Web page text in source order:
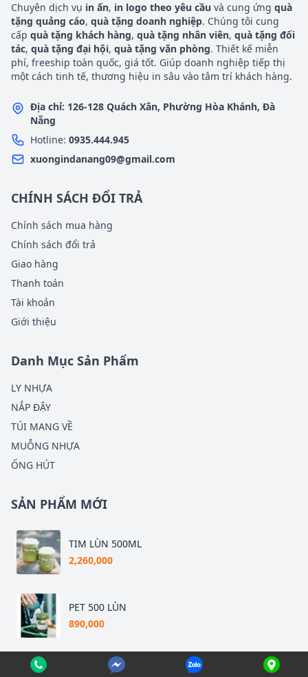
Chuyên dịch vụ in ấn, in logo theo yêu cầu và cung ứng quà
tặng quảng cáo, quà tặng doanh nghiệp. Chúng tôi cung
cấp quà tặng khách hàng, quà tặng nhân viên, quà tặng đối
tác, quà tặng đại hội, quà tặng văn phòng. Thiết kế miễn
phí, freeship toàn quốc, giá tốt. Giúp doanh nghiệp tiếp thị
một cách tinh tế, thương hiệu in sâu vào tâm trí khách hàng.
Địa chỉ: 126-128 Quách Xân, Phường Hòa Khánh, Đà
Nẵng
Hotline: 0935.444.945
xuongindanang09@gmail.com
CHÍNH SÁCH ĐỔI TRẢ
Chính sách mua hàng
Chính sách đổi trả
Giao hàng
Thanh toán
Tài khoản
Giới thiệu
Danh Mục Sản Phẩm
LY NHỰA
NẮP ĐẬY
TÚI MANG VỀ
MUỖNG NHỰA
ỐNG HÚT
SẢN PHẨM MỚI
TIM LÙN 500ML
2,260,000
PET 500 LÙN
890,000